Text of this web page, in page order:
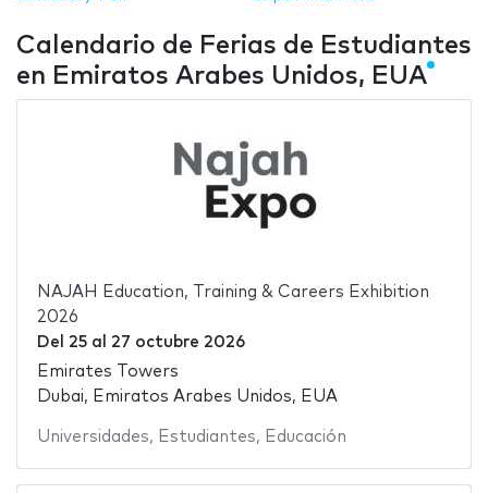
Calendario de Ferias de Estudiantes
en Emiratos Arabes Unidos, EUA
NAJAH Education, Training & Careers Exhibition
2026
Del 25al 27 octubre 2026
Emirates Towers
Dubai, Emiratos Arabes Unidos, EUA
Universidades, Estudiantes, Educación